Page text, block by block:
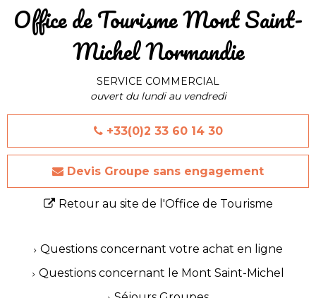
​Office de Tourisme Mont Saint-
Michel Normandie
SERVICE COMMERCIAL
ouvert du lundi au vendredi
+33(0)2 33 60 14 30
Devis Groupe sans engagement
Retour au site de l'Office de Tourisme
Questions concernant votre achat en ligne
Questions concernant le Mont Saint-Michel